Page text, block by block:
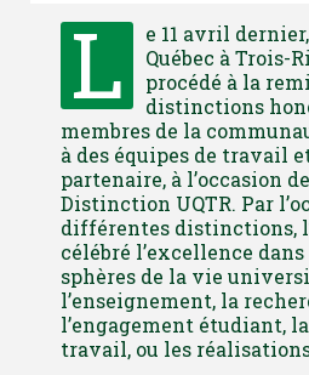
L
e 11 avril
Québec à Trois-
procédé à la
distinctions
membres de la
à des équipes de travail
partenaire, à l’occasion
Distinction UQTR. Par
différentes distinctions,
célébré l’excellence
sphères de la vie
l’enseignement, la
l’engagement étudiant,
travail, ou les